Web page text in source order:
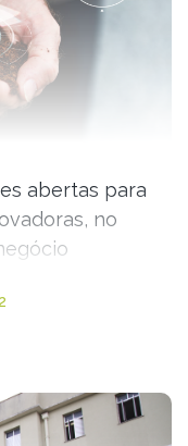
abertas para
no